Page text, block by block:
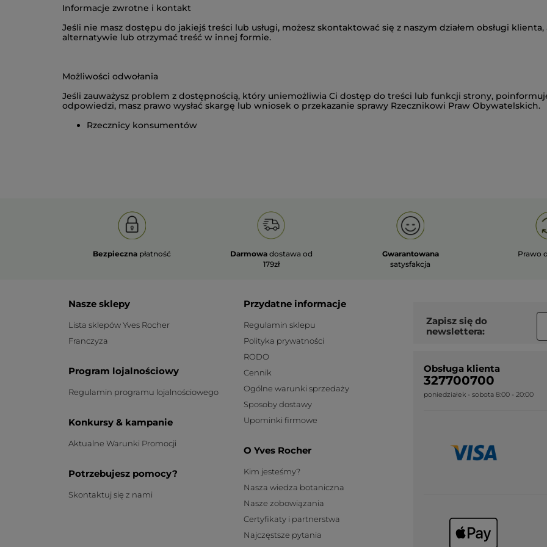
Informacje zwrotne i kontakt
Jeśli nie masz dostępu do jakiejś treści lub usługi, możesz skontaktować się z naszym działem obsługi klienta,
alternatywie lub otrzymać treść w innej formie.
Możliwości odwołania
Jeśli zauważysz problem z dostępnością, który uniemożliwia Ci dostęp do treści lub funkcji strony,
odpowiedzi, masz prawo wysłać skargę lub wniosek o przekazanie sprawy Rzecznikowi Praw Obywatelskich.
Rzecznicy konsumentów
Bezpieczna płatność Darmowa dostawa od
179zł
Gwarantowana
satysfakcja
Prawo
Nasze sklepy
Lista sklepów Yves Rocher
Franczyza
Program lojalnościowy
Regulamin programu lojalnościowego
Konkursy & kampanie
Aktualne Warunki Promocji
Potrzebujesz pomocy?
Skontaktuj się z nami
Przydatne informacje
Regulamin sklepu
Polityka prywatności
RODO
Cennik
Ogólne warunki sprzedaży
Sposoby dostawy
Upominki firmowe
O Yves Rocher
Kim jesteśmy?
Nasza wiedza botaniczna
Nasze zobowiązania
Certyfikaty i partnerstwa
Najczęstsze pytania
Zapisz się do
newslettera:
Obsługa klienta
327700700
poniedziałek - sobota 8:00 - 20:00